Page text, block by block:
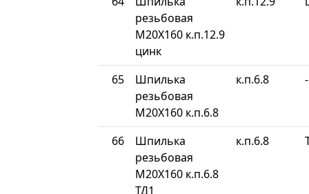
резьбовая
М20Х160 к.п.12.9
цинк
65
Шпилька
резьбовая
М20Х160 к.п.6.8
к.п.6.8 -
66
Шпилька
резьбовая
М20Х160 к.п.6.8
ТД1
к.п.6.8